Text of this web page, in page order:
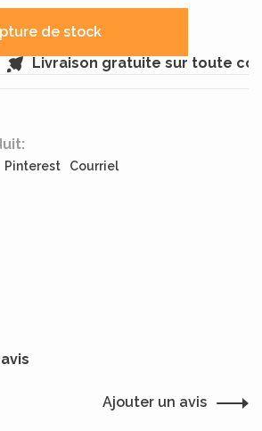
de stock
Livraison gratuite sur toute
Pinterest Courriel
Ajouter un avis